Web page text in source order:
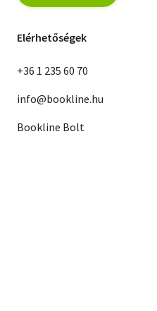
Elérhetőségek
+36 1 235 60 70
info@bookline.hu
Bookline Bolt